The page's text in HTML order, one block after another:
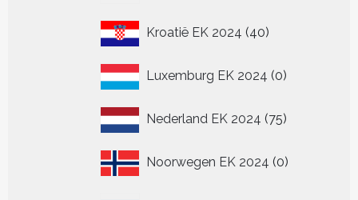
Kroatië EK 2024 4040
Luxemburg EK 2024 00
Nederland EK 2024 7575
Noorwegen EK 2024 00